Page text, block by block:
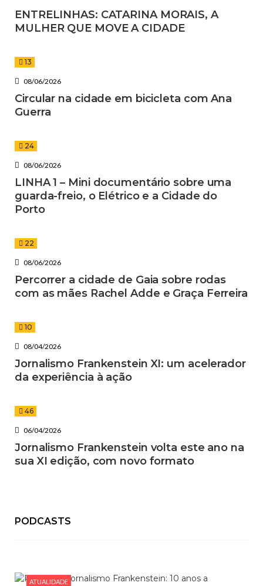
ENTRELINHAS: CATARINA MORAIS, A
MULHER QUE MOVE A CIDADE
13
08/06/2026
Circular na cidade em bicicleta com Ana
Guerra
24
08/06/2026
LINHA 1 – Mini documentário sobre uma
guarda-freio, o Elétrico e a Cidade do
Porto
22
08/06/2026
Percorrer a cidade de Gaia sobre rodas
com as mães Rachel Adde e Graça Ferreira
10
08/04/2026
Jornalismo Frankenstein XI: um acelerador
da experiência à ação
46
06/04/2026
Jornalismo Frankenstein volta este ano na
sua XI edição, com novo formato
PODCASTS
ATUALIDADE